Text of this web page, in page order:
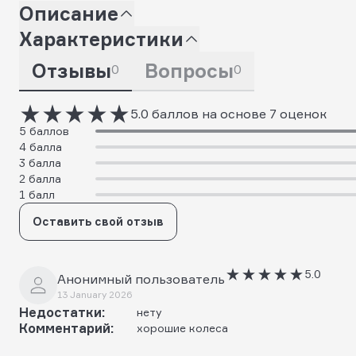
Описание
Характеристики
Отзывы0 Вопросы0
5.0 баллов на основе 7 оценок
5 баллов
4 балла
3 балла
2 балла
1 балл
Оставить свой отзыв
Анонимный пользователь
13 January 2026
5.0
Недостатки: нету
Комментарий: хорошие колеса